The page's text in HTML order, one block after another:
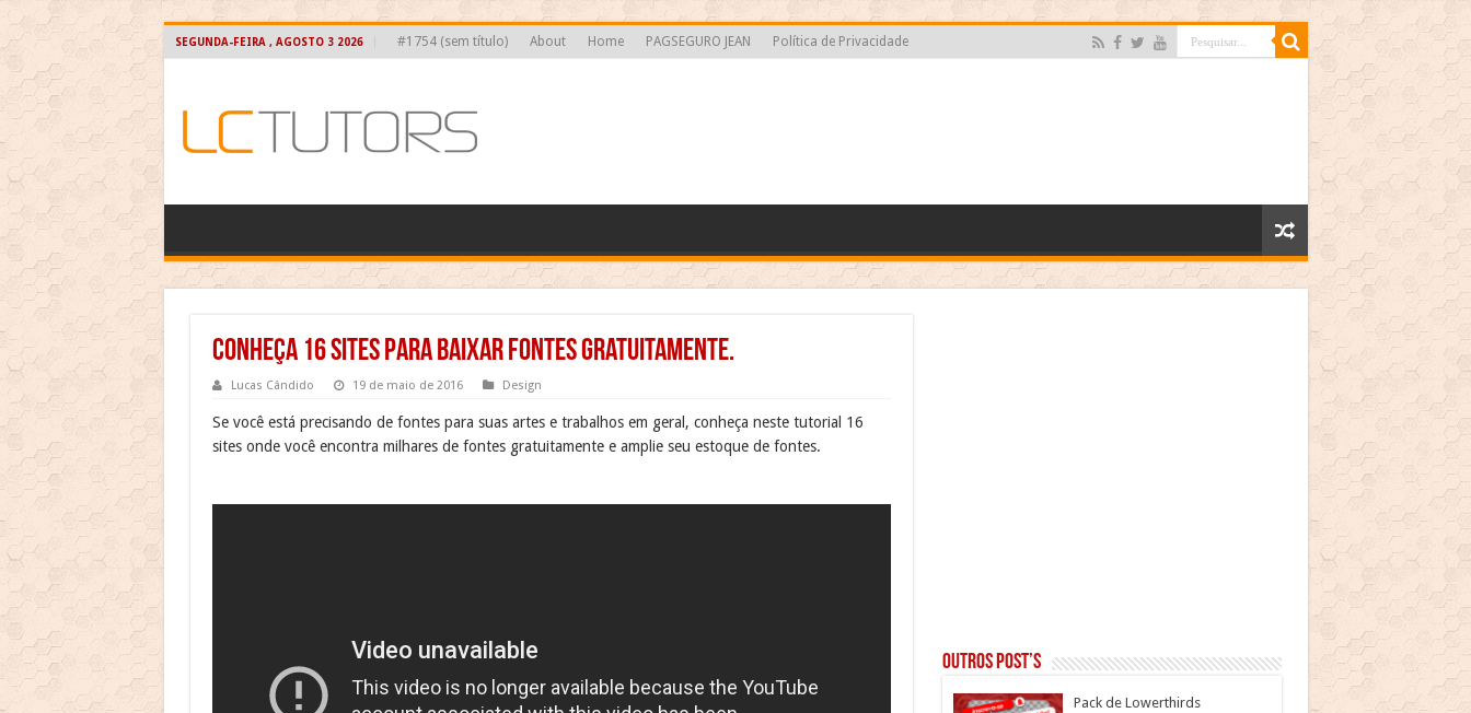
SEGUNDA-FEIRA , AGOSTO 3 2026 #1754 (sem título) About Home PAGSEGURO JEAN Política de Privacidade
Conheça 16 sites para baixar fontes gratuitamente.
Lucas Cândido 19 de maio de 2016 Design
Se você está precisando de fontes para suas artes e trabalhos em geral, conheça neste tutorial 16
sites onde você encontra milhares de fontes gratuitamente e amplie seu estoque de fontes.
Outros post’s
Pack de Lowerthirds